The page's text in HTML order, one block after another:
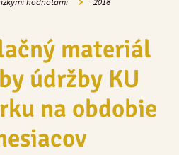
materiál
údržby KU
na obdobie